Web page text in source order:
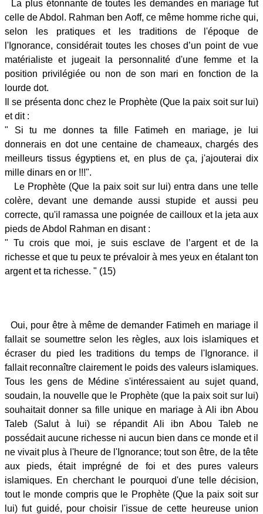
La plus étonnante de toutes les demandes en mariage fut
celle de Abdol. Rahman ben Aoff, ce même homme riche qui,
selon les pratiques et les traditions de l'époque de
l'Ignorance, considérait toutes les choses d’un point de vue
matérialiste et jugeait la personnalité d'une femme et la
position privilégiée ou non de son mari en fonction de la
lourde dot.
Il se présenta donc chez le Prophète (Que la paix soit sur lui)
et dit :
" Si tu me donnes ta fille Fatimeh en mariage, je lui
donnerais en dot une centaine de chameaux, chargés des
meilleurs tissus égyptiens et, en plus de ça, j'ajouterai dix
mille dinars en or !!!".
Le Prophète (Que la paix soit sur lui) entra dans une telle
colère, devant une demande aussi stupide et aussi peu
correcte, qu'il ramassa une poignée de cailloux et la jeta aux
pieds de Abdol Rahman en disant :
" Tu crois que moi, je suis esclave de l’argent et de la
richesse et que tu peux te prévaloir à mes yeux en étalant ton
argent et ta richesse. " (15)
Oui, pour être à même de demander Fatimeh en mariage il
fallait se soumettre selon les règles, aux lois islamiques et
écraser du pied les traditions du temps de l'Ignorance. il
fallait reconnaître clairement le poids des valeurs islamiques.
Tous les gens de Médine s'intéressaient au sujet quand,
soudain, la nouvelle que le Prophète (que la paix soit sur lui)
souhaitait donner sa fille unique en mariage à Ali ibn Abou
Taleb (Salut à lui) se répandit Ali ibn Abou Taleb ne
possédait aucune richesse ni aucun bien dans ce monde et il
ne vivait plus à l'heure de l'Ignorance; tout son être, de la tête
aux pieds, était imprégné de foi et des pures valeurs
islamiques. En cherchant le pourquoi d'une telle décision,
tout le monde compris que le Prophète (Que la paix soit sur
lui) fut guidé, pour choisir l'issue de cette heureuse union